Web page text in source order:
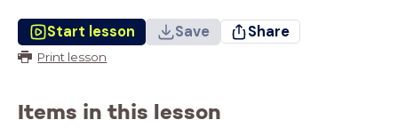
Start lesson Save Share
Print lesson
Items in this lesson